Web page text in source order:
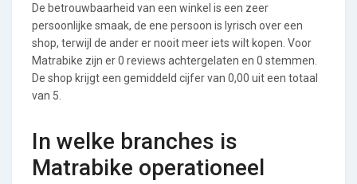
De betrouwbaarheid van een winkel is een zeer
persoonlijke smaak, de ene persoon is lyrisch over een
shop, terwijl de ander er nooit meer iets wilt kopen. Voor
Matrabike zijn er 0 reviews achtergelaten en 0 stemmen.
De shop krijgt een gemiddeld cijfer van 0,00 uit een totaal
van 5.
In welke branches is
Matrabike operationeel